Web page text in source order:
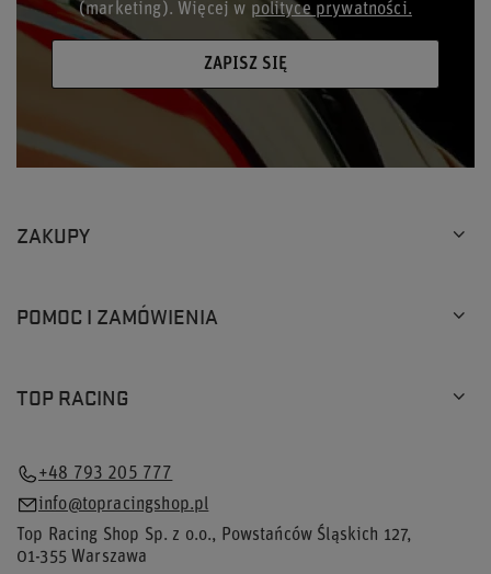
(marketing). Więcej w polityce prywatności.
ZAPISZ SIĘ
ZAKUPY
POMOC I ZAMÓWIENIA
TOP RACING
+48 793 205 777
info@topracingshop.pl
Top Racing Shop Sp. z o.o., Powstańców Śląskich 127,
01-355Warszawa